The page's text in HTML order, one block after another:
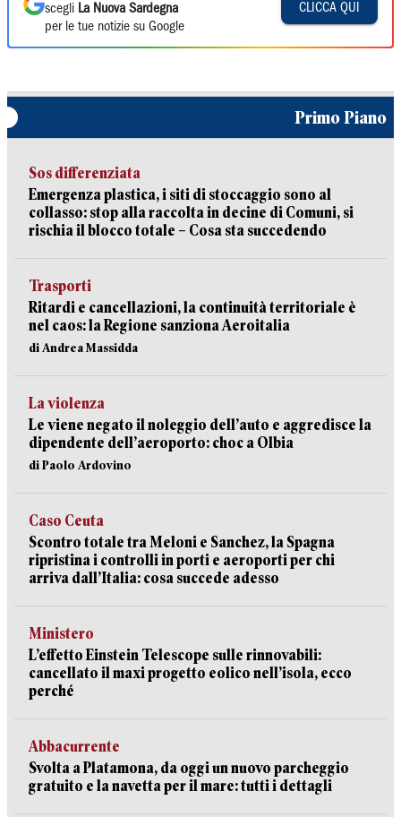
scegli La Nuova Sardegna
per le tue notizie su Google
CLICCA QUI
Primo Piano
Sos differenziata
Emergenza plastica, i siti di stoccaggio sono al
collasso: stop alla raccolta in decine di Comuni, si
rischia il blocco totale – Cosa sta succedendo
Trasporti
Ritardi e cancellazioni, la continuità territoriale è
nel caos: la Regione sanziona Aeroitalia
di Andrea Massidda
La violenza
Le viene negato il noleggio dell’auto e aggredisce la
dipendente dell’aeroporto: choc a Olbia
di Paolo Ardovino
Caso Ceuta
Scontro totale tra Meloni e Sanchez, la Spagna
ripristina i controlli in porti e aeroporti per chi
arriva dall’Italia: cosa succede adesso
Ministero
L’effetto Einstein Telescope sulle rinnovabili:
cancellato il maxi progetto eolico nell’isola, ecco
perché
Abbacurrente
Svolta a Platamona, da oggi un nuovo parcheggio
gratuito e la navetta per il mare: tutti i dettagli